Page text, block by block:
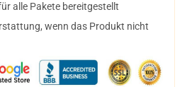
alle Pakete bereitgestellt
wenn das Produkt nicht